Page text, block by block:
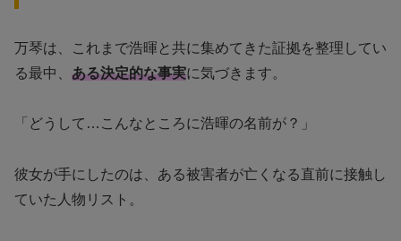
万琴は、これまで浩暉と共に集めてきた証拠を整理してい
る最中、 ある決定的な事実に気づきます。
「どうして…こんなところに浩暉の名前が？」
彼女が手にしたのは、ある被害者が亡くなる直前に接触し
ていた人物リスト。